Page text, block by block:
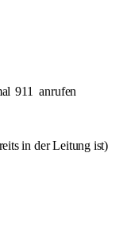
911
anrufen
in der Leitung ist)